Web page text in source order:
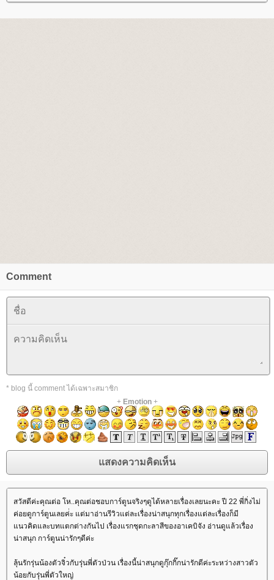
Comment
* blog นี้ comment ได้เฉพาะสมาชิก
+ Emotion+
สวัสดีค่ะคุณต่อ โห..คุณต่อชอบการ์ตูนจริงๆดูได้หลายเรื่องเลยนะคะ ปี 22 พี่กิ่งไม่
ค่อยดูการ์ตูนเลยค่่ะ แต่มาอ่านรีวิวแต่ละเรื่องน่าสนุกทุกเรื่องแต่ละเรื่องก็มี
นวคิดและบทแตกต่างกันไป เรื่องแรกชุดกะลาสีของอาเคบิจัง อ่านดูแล้วเรื่อง
น่าสนุก การ์ตูนน่ารักๆดีค่ะ
ลุ้นรักรุ่นน้องตัวจิ๋วกับรุ่นพี่ตัวป่วน เรื่องนี้น่าสนุกดูกุ๊กกิ๊กน่ารักดีค่ะระหว่างสาวตัว
น้อยกับรุ่นพี่ตัวใหญ่